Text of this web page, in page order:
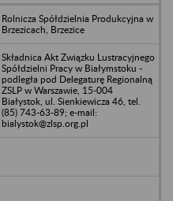
Rolnicza Spółdzielnia Produkcyjna w
Brzezicach, Brzezice
Składnica Akt Związku Lustracyjnego
Spółdzielni Pracy w Białymstoku -
podległa pod Delegaturę Regionalną
ZSLP w Warszawie, 15-004
Białystok, ul. Sienkiewicza 46, tel.
(85) 743-63-89; e-mail:
bialystok@zlsp.org.pl